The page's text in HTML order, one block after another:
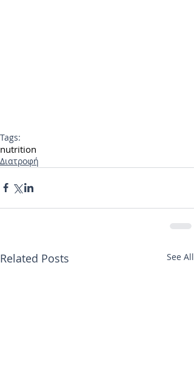
Tags:
nutrition
Διατροφή
Related Posts See All